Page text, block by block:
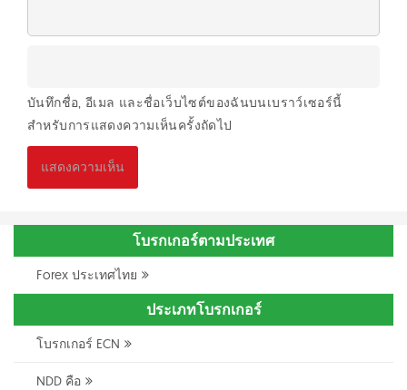
บันทึกชื่อ, อีเมล และชื่อเว็บไซต์ของฉันบนเบราว์เซอร์นี้
สำหรับการแสดงความเห็นครั้งถัดไป
โบรกเกอร์ตามประเทศ
Forex ประเทศไทย
ประเภทโบรกเกอร์
โบรกเกอร์ ECN
NDD คือ